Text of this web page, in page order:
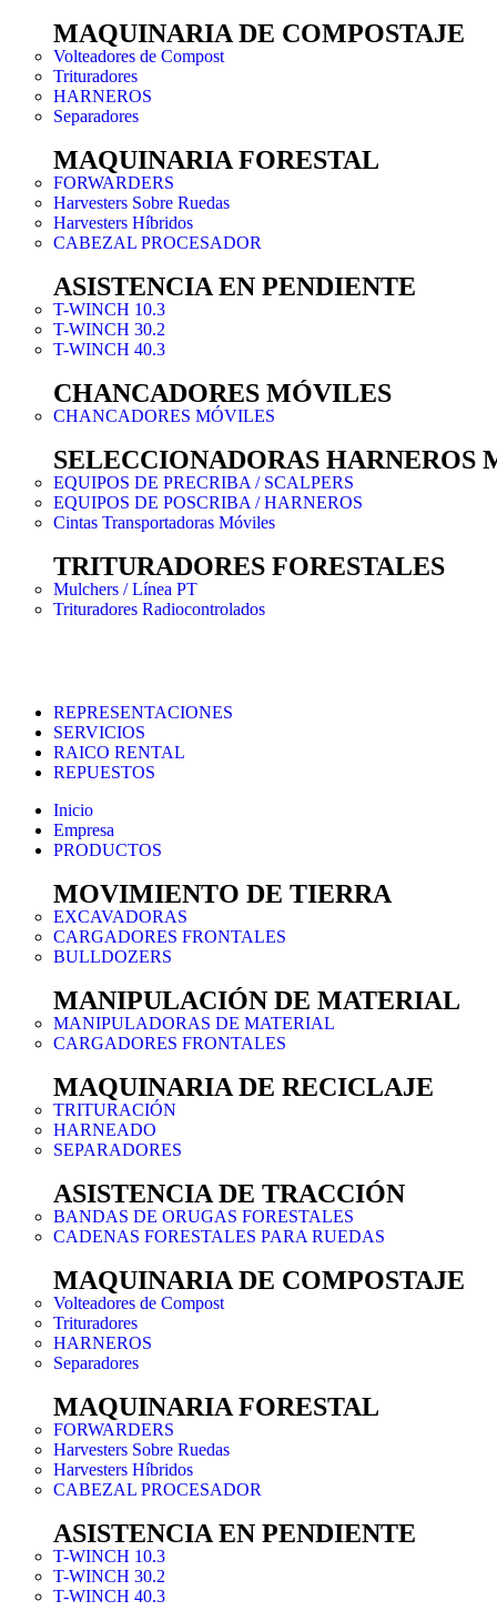
MAQUINARIA DE COMPOSTAJE
Volteadores de Compost
Trituradores
HARNEROS
Separadores
MAQUINARIA FORESTAL
FORWARDERS
Harvesters Sobre Ruedas
Harvesters Híbridos
CABEZAL PROCESADOR
ASISTENCIA EN PENDIENTE
T-WINCH 10.3
T-WINCH 30.2
T-WINCH 40.3
CHANCADORES MÓVILES
CHANCADORES MÓVILES
SELECCIONADORAS HARNEROS
EQUIPOS DE PRECRIBA / SCALPERS
EQUIPOS DE POSCRIBA / HARNEROS
Cintas Transportadoras Móviles
TRITURADORES FORESTALES
Mulchers / Línea PT
Trituradores Radiocontrolados
REPRESENTACIONES
SERVICIOS
RAICO RENTAL
REPUESTOS
Inicio
Empresa
PRODUCTOS
MOVIMIENTO DE TIERRA
EXCAVADORAS
CARGADORES FRONTALES
BULLDOZERS
MANIPULACIÓN DE MATERIAL
MANIPULADORAS DE MATERIAL
CARGADORES FRONTALES
MAQUINARIA DE RECICLAJE
TRITURACIÓN
HARNEADO
SEPARADORES
ASISTENCIA DE TRACCIÓN
BANDAS DE ORUGAS FORESTALES
CADENAS FORESTALES PARA RUEDAS
MAQUINARIA DE COMPOSTAJE
Volteadores de Compost
Trituradores
HARNEROS
Separadores
MAQUINARIA FORESTAL
FORWARDERS
Harvesters Sobre Ruedas
Harvesters Híbridos
CABEZAL PROCESADOR
ASISTENCIA EN PENDIENTE
T-WINCH 10.3
T-WINCH 30.2
T-WINCH 40.3